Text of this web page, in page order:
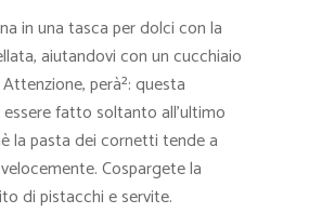
in una tasca per dolci con la
aiutandovi con un cucchiaio
perà²: questa
fatto soltanto all’ultimo
la pasta dei cornetti tende a
Cospargete la
di pistacchi e servite.